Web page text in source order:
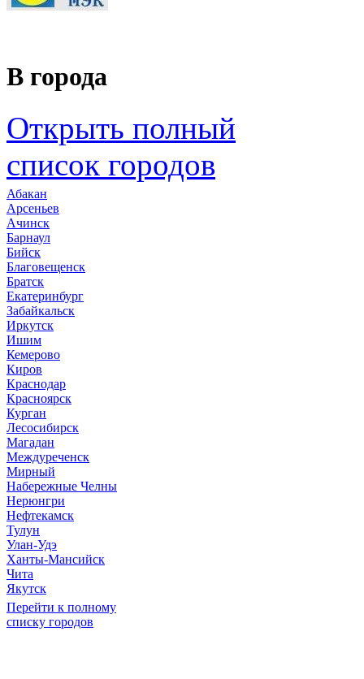
В города
Открыть полный
список городов
Абакан
Арсеньев
Ачинск
Барнаул
Бийск
Благовещенск
Братск
Екатеринбург
Забайкальск
Иркутск
Ишим
Кемерово
Киров
Краснодар
Красноярск
Курган
Лесосибирск
Магадан
Междуреченск
Мирный
Набережные Челны
Нерюнгри
Нефтекамск
Тулун
Улан-Удэ
Ханты-Мансийск
Чита
Якутск
Перейти к полному
списку городов